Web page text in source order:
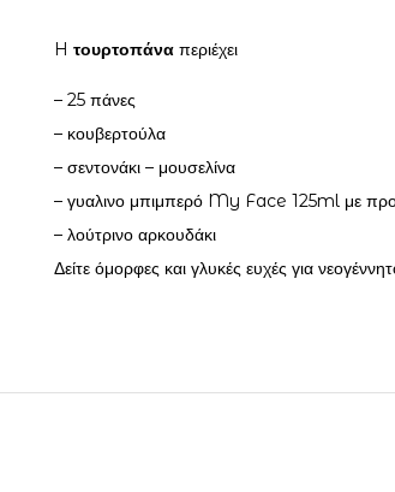
H τουρτοπάνα περιέχει
– 25 πάνες
– κουβερτούλα
– σεντονάκι – μουσελίνα
– γυαλινο μπιμπερό My Face 125ml με
– λούτρινο αρκουδάκι
Δείτε όμορφες και γλυκές ευχές για